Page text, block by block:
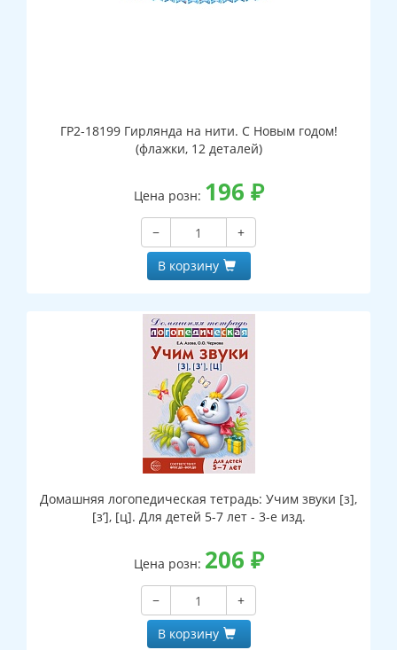
ГР2-18199 Гирлянда на нити. С Новым годом!
(флажки, 12 деталей)
Цена розн: 196 ₽
−
+
В корзину
Домашняя логопедическая тетрадь: Учим звуки [з],
[з’], [ц]. Для детей 5-7 лет - 3-е изд.
Цена розн: 206 ₽
−
+
В корзину